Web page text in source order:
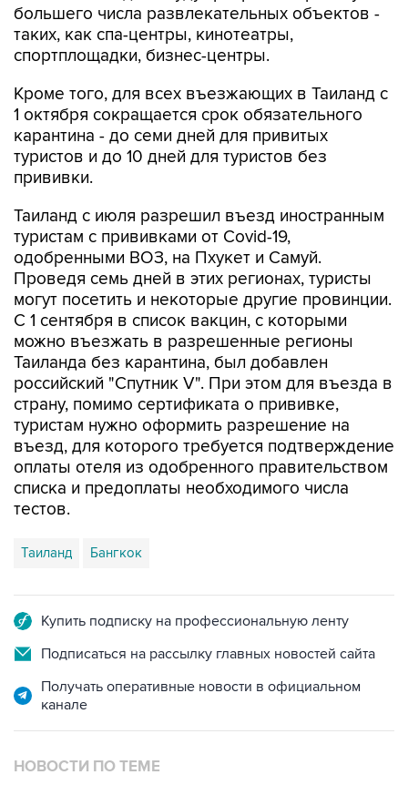
спортплощадки, бизнес-центры.
Кроме того, для всех въезжающих в Таиланд с
карантина - до семи дней для привитых
туристов и до 10 дней для туристов без
прививки.
Таиланд с июля разрешил въезд иностранным
одобренными ВОЗ, на Пхукет и Самуй.
Проведя семь дней в этих регионах, туристы
могут посетить и некоторые другие провинции.
С 1 сентября в список вакцин, с которыми
можно въезжать в разрешенные регионы
Таиланда без карантина, был добавлен
российский "Спутник V". При этом для въезда в
страну, помимо сертификата о прививке,
туристам нужно оформить разрешение на
въезд, для которого требуется подтверждение
оплаты отеля из одобренного правительством
списка и предоплаты необходимого числа
тестов.
Таиланд
Подписаться на рассылку главных новостей сайта
Получать оперативные новости в официальном
НОВОСТИ ПО ТЕМЕ
27 августа 2021 года 15:27